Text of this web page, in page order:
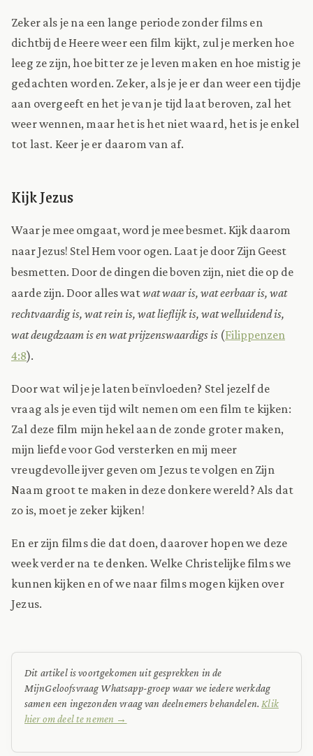
Zeker als je na een lange periode zonder films en
dichtbij de Heere weer een film kijkt, zul je merken hoe
leeg ze zijn, hoe bitter ze je leven maken en hoe mistig je
gedachten worden. Zeker, als je je er dan weer een tijdje
aan overgeeft en het je van je tijd laat beroven, zal het
weer wennen, maar het is het niet waard, het is je enkel
tot last. Keer je er daarom van af.
Kijk Jezus
Waar je mee omgaat, word je mee besmet. Kijk daarom
naar Jezus! Stel Hem voor ogen. Laat je door Zijn Geest
besmetten. Door de dingen die boven zijn, niet die op de
aarde zijn. Door alles watwat waar is, wat eerbaar is, wat
rechtvaardig is, wat rein is, wat lieflijk is, wat welluidend is,
wat deugdzaam is en wat prijzenswaardigs is (Filippenzen
4:8).
Door wat wil je je laten beïnvloeden? Stel jezelf de
vraag als je even tijd wilt nemen om een film te kijken:
Zal deze film mijn hekel aan de zonde groter maken,
mijn liefde voor God versterken en mij meer
vreugdevolle ijver geven om Jezus te volgen en Zijn
Naam groot te maken in deze donkere wereld? Als dat
zo is, moet je zeker kijken!
En er zijn films die dat doen, daarover hopen we deze
week verder na te denken. Welke Christelijke films we
kunnen kijken en of we naar films mogen kijken over
Jezus.
Dit artikel is voortgekomen uit gesprekken in de
MijnGeloofsvraag Whatsapp-groep waar we iedere werkdag
samen een ingezonden vraag van deelnemers behandelen. Klik
hier om deel te nemen →